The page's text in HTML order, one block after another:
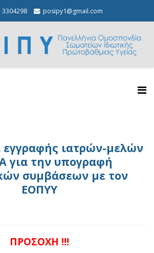
3304298 posipy1@gmail.com
ιατρών-μελών
για την υπογραφή
συμβάσεων με τον
ΕΟΠΥΥ
ΠΡΟΣΟΧΗ !!!